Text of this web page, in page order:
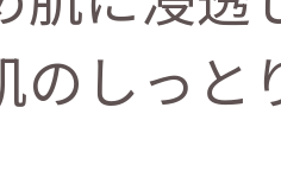
のしっと